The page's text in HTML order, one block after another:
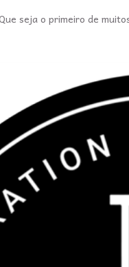
seja o primeiro de